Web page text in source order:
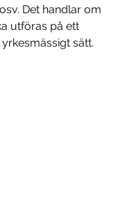
Det handlar om
utföras på ett
sätt.